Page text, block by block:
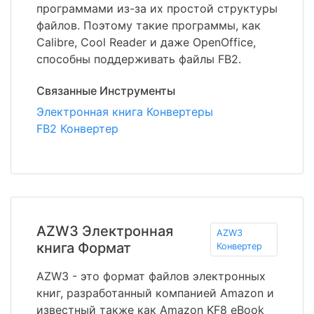
программами из-за их простой структуры
файлов. Поэтому такие программы, как
Calibre, Cool Reader и даже OpenOffice,
способны поддерживать файлы FB2.
Связанные Инструменты
Электронная книга Конвертеры
FB2 Конвертер
AZW3 Электронная
книга Формат
AZW3
Конвертер
AZW3 - это формат файлов электронных
книг, разработанный компанией Amazon и
известный также как Amazon KF8 eBook